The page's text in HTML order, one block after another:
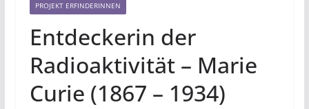
PROJEKT ERFINDERINNEN
Entdeckerin der
Radioaktivität – Marie
Curie (1867 – 1934)